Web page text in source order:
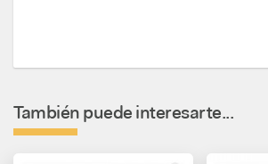
También puede interesarte...